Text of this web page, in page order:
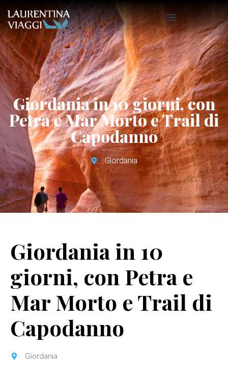
Giordania in 10 giorni, con
Petra e Mar Morto e Trail di
Capodanno
Giordania
Giordania in 10
giorni, con Petra e
Mar Morto e Trail di
Capodanno
Giordania